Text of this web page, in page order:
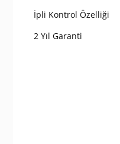
İpli Kontrol Özelliği
2 Yıl Garanti